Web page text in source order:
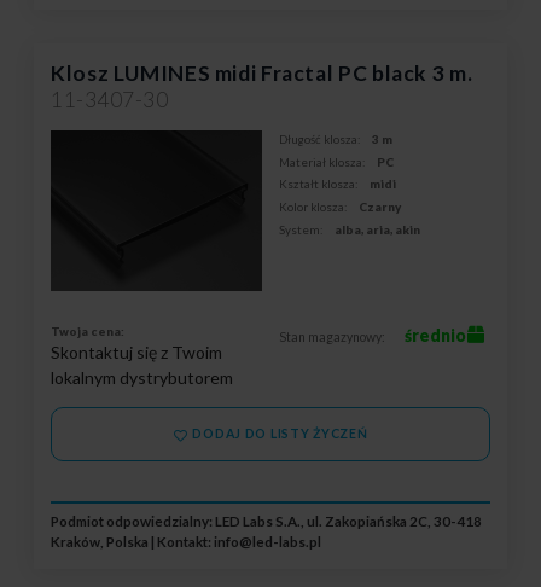
Klosz LUMINES midi Fractal PC black 3 m.
11-3407-30
Długość klosza:
3 m
Materiał klosza:
PC
Kształt klosza:
midi
Kolor klosza:
Czarny
System:
alba, aria, akin
Twoja cena:
Skontaktuj się z Twoim
lokalnym dystrybutorem
Stan magazynowy: średnio
DODAJ DO LISTY ŻYCZEŃ
Podmiot odpowiedzialny: LED Labs S.A., ul. Zakopiańska 2C, 30-418
Kraków, Polska | Kontakt: info@led-labs.pl